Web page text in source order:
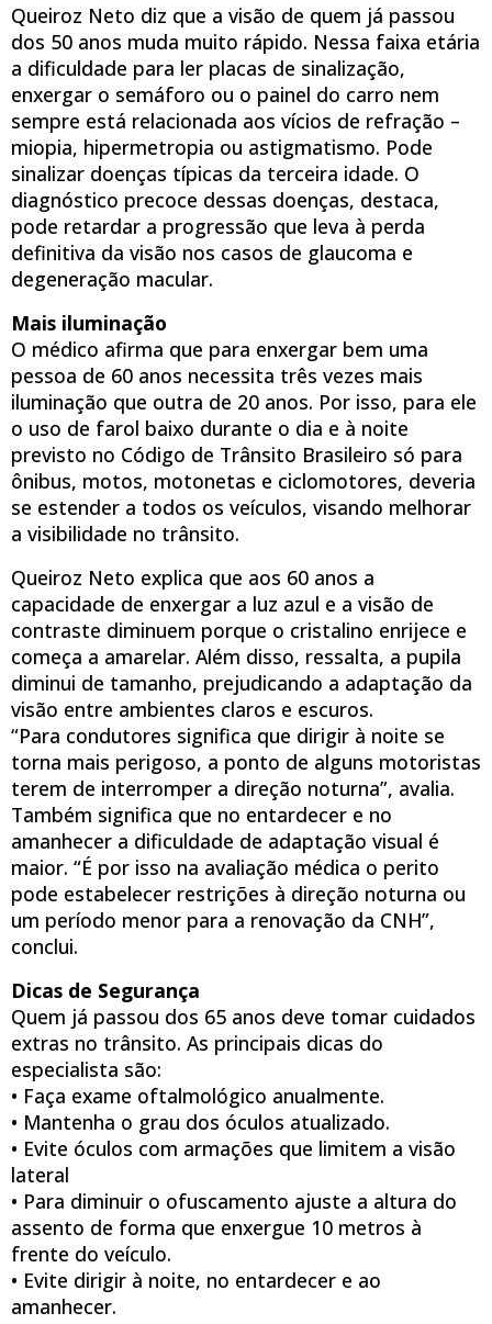
Queiroz Neto diz que a visão de quem já passou
dos 50 anos muda muito rápido. Nessa faixa etária
a dificuldade para ler placas de sinalização,
enxergar o semáforo ou o painel do carro nem
sempre está relacionada aos vícios de refração –
miopia, hipermetropia ou astigmatismo. Pode
sinalizar doenças típicas da terceira idade. O
diagnóstico precoce dessas doenças, destaca,
pode retardar a progressão que leva à perda
definitiva da visão nos casos de glaucoma e
degeneração macular.
Mais iluminação
O médico afirma que para enxergar bem uma
pessoa de 60 anos necessita três vezes mais
iluminação que outra de 20 anos. Por isso, para ele
o uso de farol baixo durante o dia e à noite
previsto no Código de Trânsito Brasileiro só para
ônibus, motos, motonetas e ciclomotores, deveria
se estender a todos os veículos, visando melhorar
a visibilidade no trânsito.
Queiroz Neto explica que aos 60 anos a
capacidade de enxergar a luz azul e a visão de
contraste diminuem porque o cristalino enrijece e
começa a amarelar. Além disso, ressalta, a pupila
diminui de tamanho, prejudicando a adaptação da
visão entre ambientes claros e escuros.
“Para condutores significa que dirigir à noite se
torna mais perigoso, a ponto de alguns motoristas
terem de interromper a direção noturna”, avalia.
Também significa que no entardecer e no
amanhecer a dificuldade de adaptação visual é
maior. “É por isso na avaliação médica o perito
pode estabelecer restrições à direção noturna ou
um período menor para a renovação da CNH”,
conclui.
Dicas de Segurança
Quem já passou dos 65 anos deve tomar cuidados
extras no trânsito. As principais dicas do
especialista são:
• Faça exame oftalmológico anualmente.
• Mantenha o grau dos óculos atualizado.
• Evite óculos com armações que limitem a visão
lateral
• Para diminuir o ofuscamento ajuste a altura do
assento de forma que enxergue 10 metros à
frente do veículo.
• Evite dirigir à noite, no entardecer e ao
amanhecer.